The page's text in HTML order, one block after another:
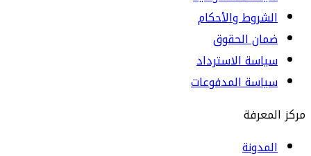
الشروط والأحكام
ضمان الحقوق
سياسة الاسترداد
سياسة المدفوعات
مركز المعرفة
المدونة